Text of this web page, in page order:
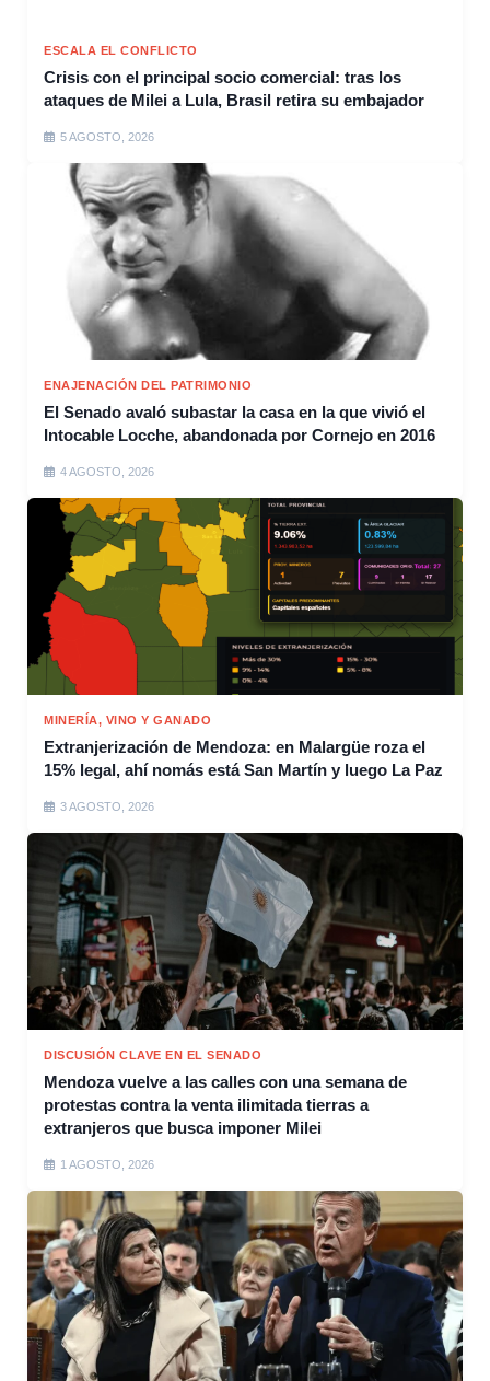
ESCALA EL CONFLICTO
Crisis con el principal socio comercial: tras los
ataques de Milei a Lula, Brasil retira su embajador
5 AGOSTO, 2026
ENAJENACIÓN DEL PATRIMONIO
El Senado avaló subastar la casa en la que vivió el
Intocable Locche, abandonada por Cornejo en 2016
4 AGOSTO, 2026
MINERÍA, VINO Y GANADO
Extranjerización de Mendoza: en Malargüe roza el
15% legal, ahí nomás está San Martín y luego La Paz
3 AGOSTO, 2026
DISCUSIÓN CLAVE EN EL SENADO
Mendoza vuelve a las calles con una semana de
protestas contra la venta ilimitada tierras a
extranjeros que busca imponer Milei
1 AGOSTO, 2026